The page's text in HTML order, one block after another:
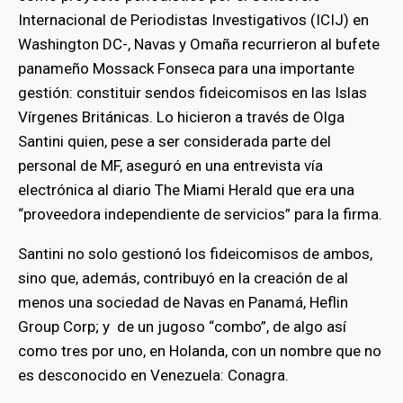
Internacional de Periodistas Investigativos (ICIJ) en
Washington DC-, Navas y Omaña recurrieron al bufete
panameño Mossack Fonseca para una importante
gestión: constituir sendos fideicomisos en las Islas
Vírgenes Británicas. Lo hicieron a través de Olga
Santini quien, pese a ser considerada parte del
personal de MF, aseguró en una entrevista vía
electrónica al diario The Miami Herald que era una
“proveedora independiente de servicios” para la firma.
Santini no solo gestionó los fideicomisos de ambos,
sino que, además, contribuyó en la creación de al
menos una sociedad de Navas en Panamá, Heflin
Group Corp; y de un jugoso “combo”, de algo así
como tres por uno, en Holanda, con un nombre que no
es desconocido en Venezuela: Conagra.